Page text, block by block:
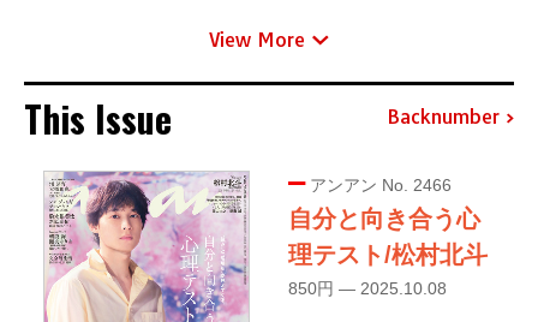
View More
This Issue Backnumber
アンアン No. 2466
自分と向き合う心
理テスト/松村北斗
850円 — 2025.10.08